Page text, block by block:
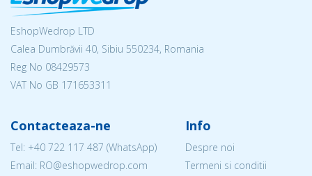
EshopWedrop LTD
Calea Dumbrăvii 40, Sibiu 550234, Romania
Reg No 08429573
VAT No GB 171653311
Contacteaza-ne
Tel: +40 722 117 487 (WhatsApp)
Email: RO@eshopwedrop.com
Info
Despre noi
Termeni si conditii